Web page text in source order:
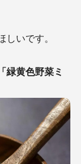
いです。
緑黄色野菜ミ